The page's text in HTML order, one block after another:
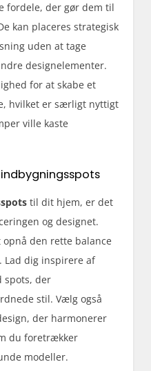
fordele, der gør dem til
kan placeres strategisk
uden at tage
designelementer.
for at skabe et
hvilket er særligt nyttigt
ville kaste
til dit hjem, er det
og designet.
den rette balance
Lad dig inspirere af
spots, der
stil. Vælg også
der harmonerer
du foretrækker
modeller.